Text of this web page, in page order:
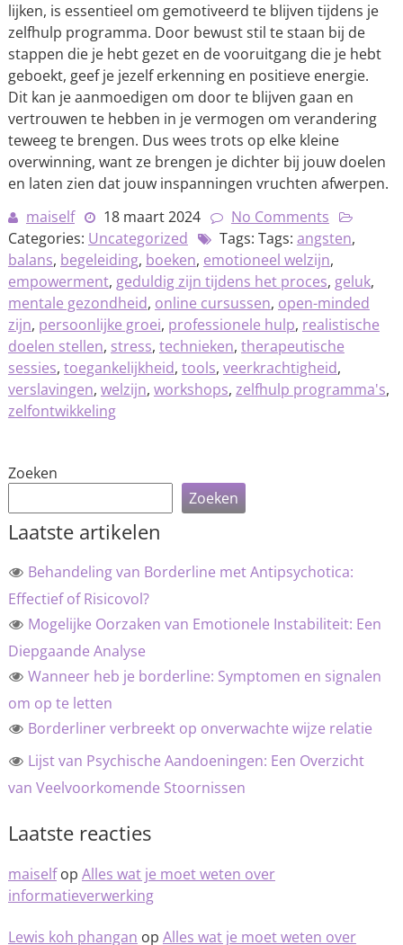
lijken, is essentieel om gemotiveerd te blijven tijdens je
zelfhulp programma. Door bewust stil te staan bij de
stappen die je hebt gezet en de vooruitgang die je hebt
geboekt, geef je jezelf erkenning en positieve energie.
Dit kan je aanmoedigen om door te blijven gaan en
vertrouwen te hebben in je vermogen om verandering
teweeg te brengen. Dus wees trots op elke kleine
overwinning, want ze brengen je dichter bij jouw doelen
en laten zien dat jouw inspanningen vruchten afwerpen.
maiself
18 maart 2024
No Comments
Categories: Uncategorized Tags: Tags: angsten,
balans, begeleiding, boeken, emotioneel welzijn,
empowerment, geduldig zijn tijdens het proces, geluk,
mentale gezondheid, online cursussen, open-minded
zijn, persoonlijke groei, professionele hulp, realistische
doelen stellen, stress, technieken, therapeutische
sessies, toegankelijkheid, tools, veerkrachtigheid,
verslavingen, welzijn, workshops, zelfhulp programma's,
zelfontwikkeling
Zoeken
Zoeken
Laatste artikelen
Behandeling van Borderline met Antipsychotica:
Effectief of Risicovol?
Mogelijke Oorzaken van Emotionele Instabiliteit: Een
Diepgaande Analyse
Wanneer heb je borderline: Symptomen en signalen
om op te letten
Borderliner verbreekt op onverwachte wijze relatie
Lijst van Psychische Aandoeningen: Een Overzicht
van Veelvoorkomende Stoornissen
Laatste reacties
maiselfop Alles wat je moet weten over
informatieverwerking
Lewis koh phangan op Alles wat je moet weten over